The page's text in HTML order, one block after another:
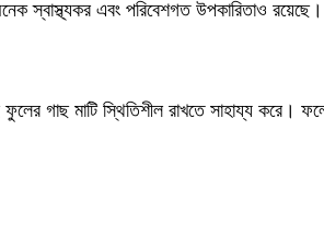
স্বাস্থ্যকর এবং পরিবেশগত উপকারিতাও
গাছ মাটি স্থিতিশীল রাখতে সাহায্য করে।